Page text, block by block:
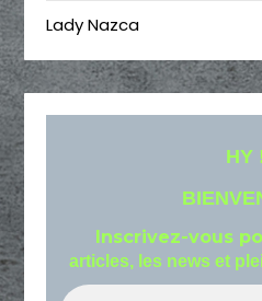
Lady Nazca
HY
Inscrivez-vous
articles, les news et